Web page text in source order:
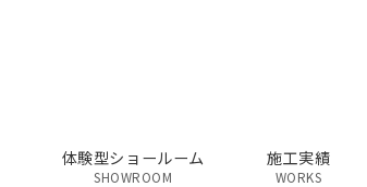
体験型ショールーム
SHOWROOM
施工実績
WORKS